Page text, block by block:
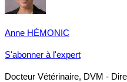
Anne HÉMONIC
S'abonner à l'expert
Docteur Vétérinaire, DVM -